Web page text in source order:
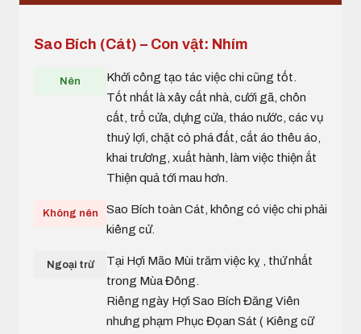
Sao Bích (Cát) – Con vật: Nhím
Nên
Khởi công tạo tác việc chi cũng tốt.
Tốt nhất là xây cất nhà, cưới gã, chôn
cất, trổ cửa, dựng cửa, tháo nước, các vụ
thuỷ lợi, chặt cỏ phá đất, cắt áo thêu áo,
khai trương, xuất hành, làm việc thiện ắt
Thiện quả tới mau hơn.
Không nên
Sao Bích toàn Cát, không có việc chi phải
kiêng cử.
Ngoại trừ
Tại Hợi Mão Mùi trăm việc kỵ , thứ nhất
trong Mùa Đông.
Riêng ngày Hợi Sao Bích Đăng Viên
nhưng phạm Phục Đọan Sát ( Kiêng cữ